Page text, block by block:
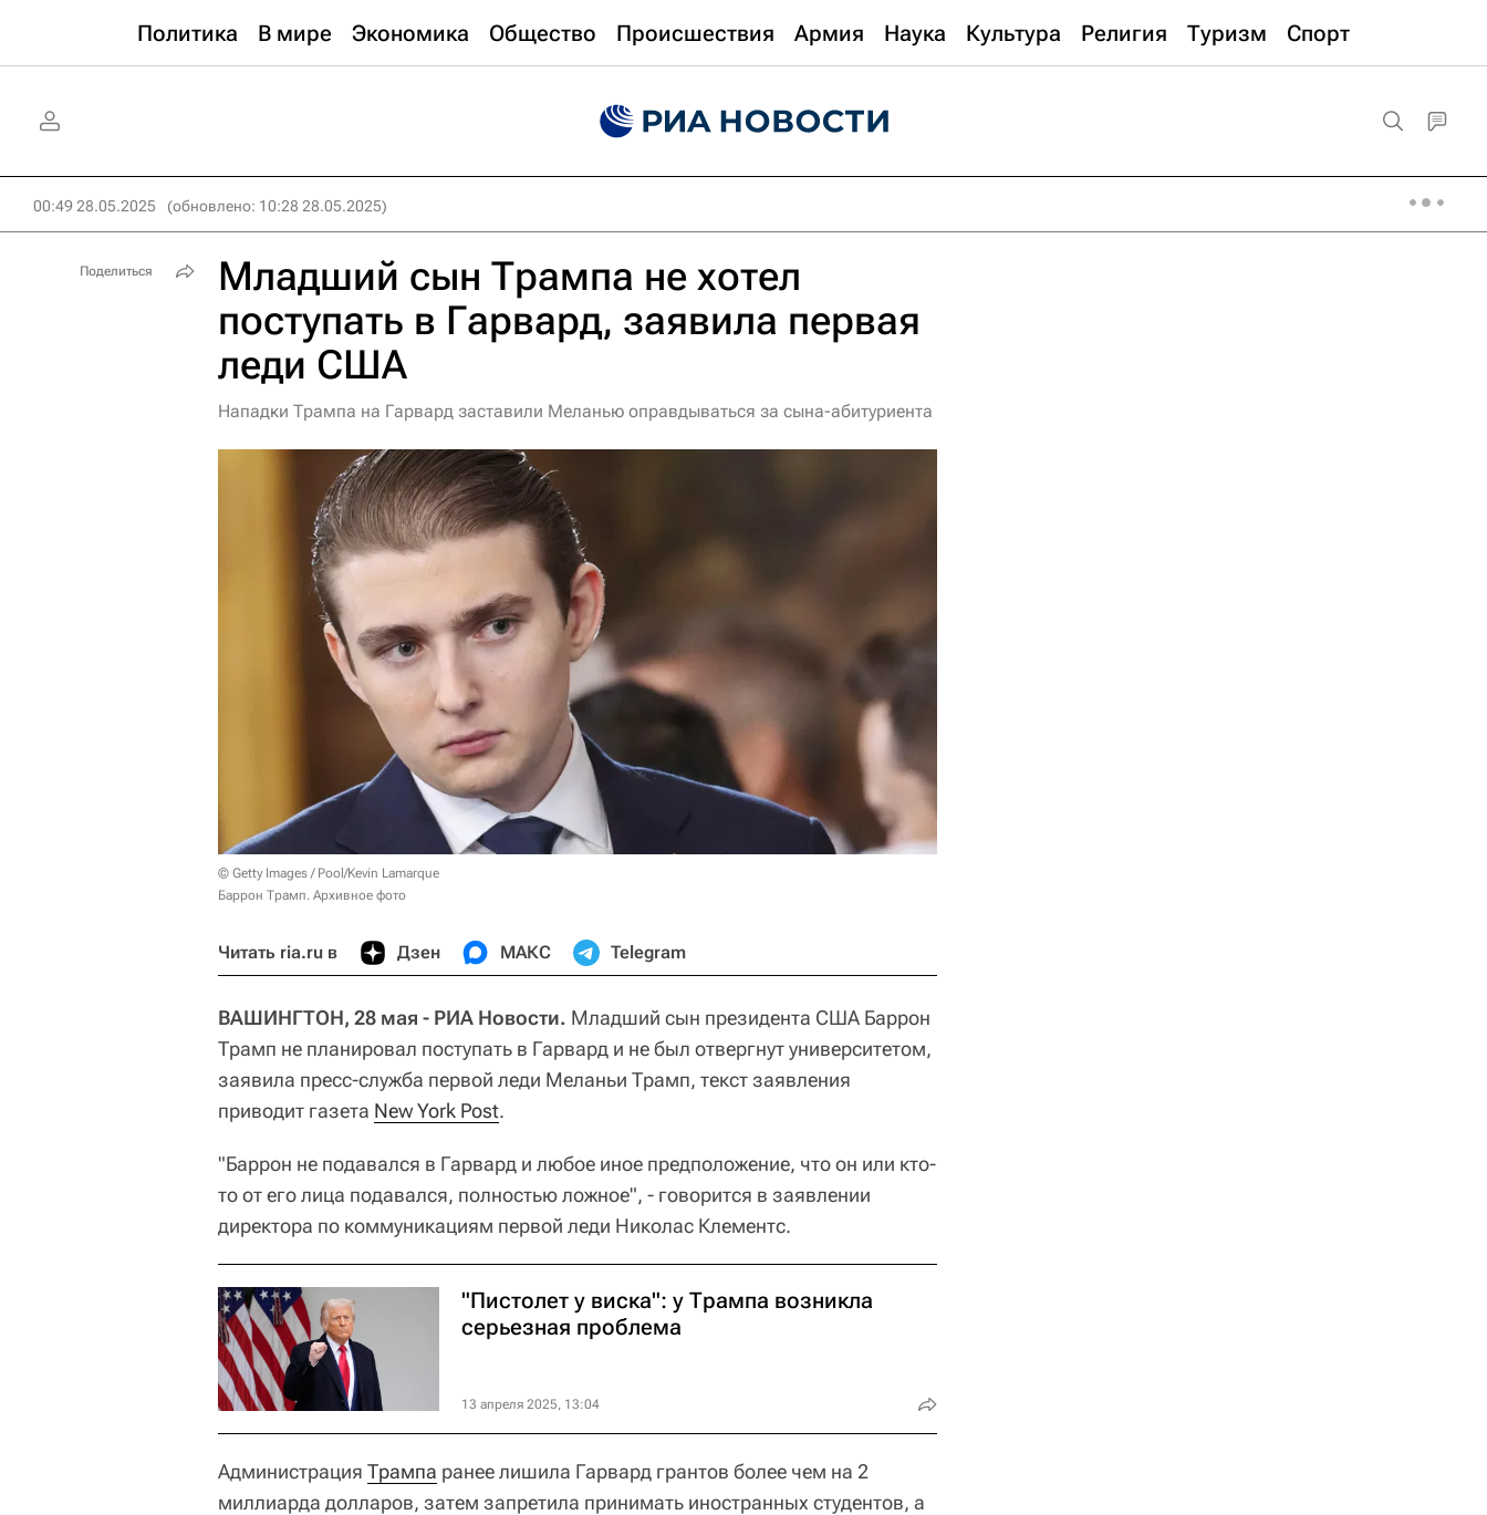
Политика В мире Экономика Общество Происшествия Армия Наука Культура Религия Туризм Спорт
00:49 28.05.2025 (обновлено: 10:28 28.05.2025)
Младший сын Трампа не хотел
поступать в Гарвард, заявила первая
леди США
Нападки Трампа на Гарвард заставили Меланью оправдываться за сына-абитуриента
© Getty Images / Pool/Kevin Lamarque
Баррон Трамп. Архивное фото
Читать ria.ru в Дзен МАКС Telegram
ВАШИНГТОН, 28 мая - РИА Новости. Младший сын президента США Баррон
Трамп не планировал поступать в Гарвард и не был отвергнут университетом,
заявила пресс-служба первой леди Меланьи Трамп, текст заявления
приводит газета New York Post.
"Баррон не подавался в Гарвард и любое иное предположение, что он или кто-
то от его лица подавался, полностью ложное", - говорится в заявлении
директора по коммуникациям первой леди Николас Клементс.
"Пистолет у виска": у Трампа возникла
серьезная проблема
13 апреля 2025, 13:04
Администрация Трампа ранее лишила Гарвард грантов более чем на 2
миллиарда долларов, затем запретила принимать иностранных студентов, а
Поделиться